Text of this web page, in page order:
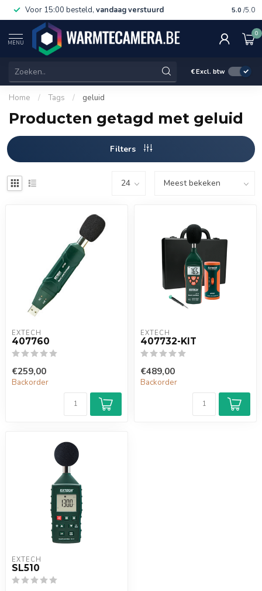
Voor 15:00 besteld, vandaag verstuurd Gratis
5.0 /5.0
MENU
0
€Excl. btw
Home / Tags / geluid
Producten getagd met geluid
Filters
EXTECH
407760
€259,00
Backorder
EXTECH
407732-KIT
€489,00
Backorder
EXTECH
SL510